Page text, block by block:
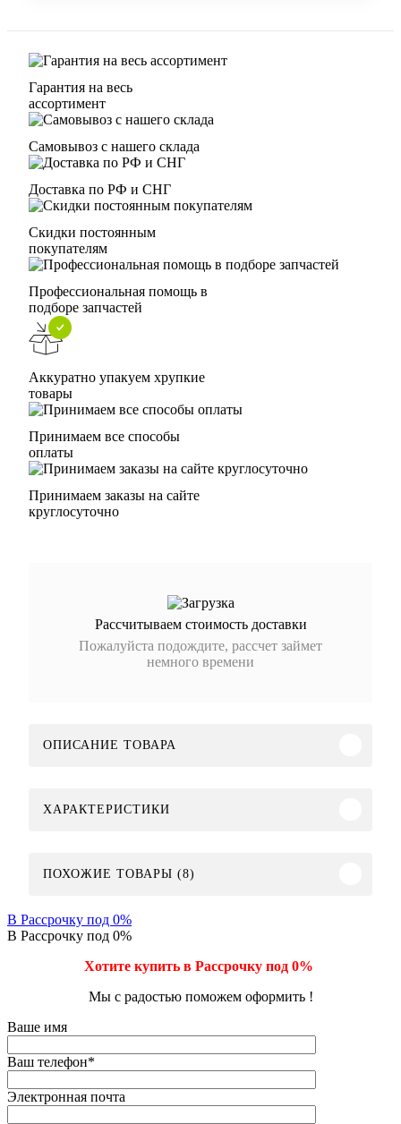
Гарантия на весь
ассортимент
Самовывоз с нашего склада
Доставка по РФ и СНГ
Скидки постоянным
покупателям
Профессиональная помощь в
подборе запчастей
Аккуратно упакуем хрупкие
товары
Принимаем все способы
оплаты
Принимаем заказы на сайте
круглосуточно
Рассчитываем стоимость доставки
Пожалуйста подождите, рассчет займет
немного времени
ОПИСАНИЕ ТОВАРА
ХАРАКТЕРИСТИКИ
ПОХОЖИЕ ТОВАРЫ (8)
В Рассрочку под 0%
В Рассрочку под 0%
Хотите купить в Рассрочку под 0%
Мы с радостью поможем оформить !
Ваше имя
Ваш телефон*
Электронная почта